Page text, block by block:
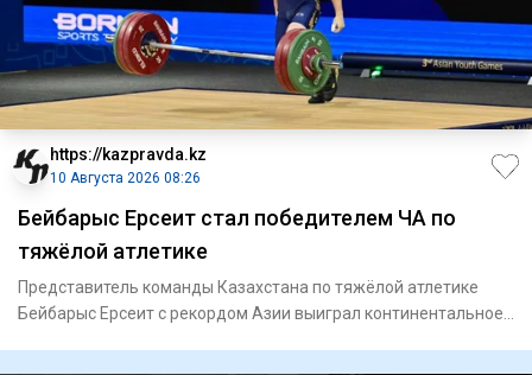
https://kazpravda.kz
10 Августа 2026 08:26
Бейбарыс Ерсеит стал победителем ЧА по
тяжёлой атлетике
Представитель команды Казахстана по тяжёлой атлетике
Бейбарыс Ерсеит с рекордом Азии выиграл континентальное